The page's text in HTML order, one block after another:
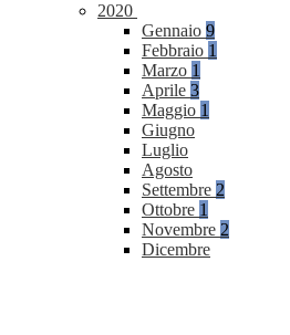
2020
Gennaio 9
Febbraio 1
Marzo 1
Aprile 3
Maggio 1
Giugno
Luglio
Agosto
Settembre 2
Ottobre 1
Novembre 2
Dicembre